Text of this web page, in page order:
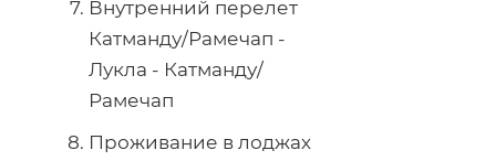
Внутренний перелет
Катманду/Рамечап -
Лукла - Катманду/
Рамечап
Проживание в лоджах